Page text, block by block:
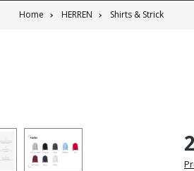
Home HERREN Shirts & Strick